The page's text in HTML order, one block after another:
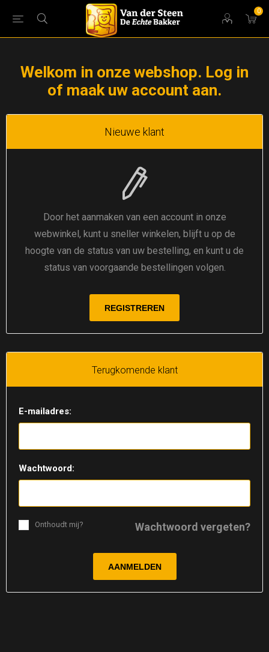
0
Welkom in onze webshop. Log in
of maak uw account aan.
Nieuwe klant
Door het aanmaken van een account in onze
webwinkel, kunt u sneller winkelen, blijft u op de
hoogte van de status van uw bestelling, en kunt u de
status van voorgaande bestellingen volgen.
Terugkomende klant
E-mailadres:
Wachtwoord:
Wachtwoord vergeten?
Onthoudt mij?